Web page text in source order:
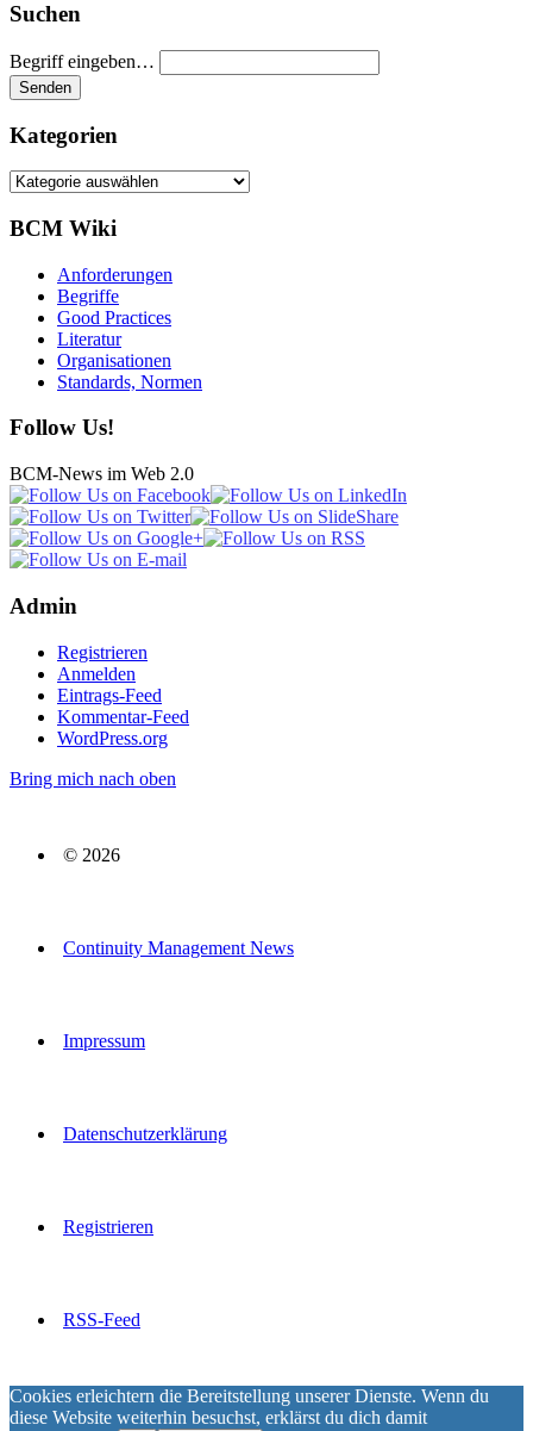
Suchen
Begriff eingeben…
Kategorien
Kategorien
BCM Wiki
Anforderungen
Begriffe
Good Practices
Literatur
Organisationen
Standards, Normen
Follow Us!
BCM-News im Web 2.0
Admin
Registrieren
Anmelden
Eintrags-Feed
Kommentar-Feed
WordPress.org
Bring mich nach oben
© 2026
Continuity Management News
Impressum
Datenschutzerklärung
Registrieren
RSS-Feed
Cookies erleichtern die Bereitstellung unserer Dienste. Wenn du
diese Website weiterhin besuchst, erklärst du dich damit